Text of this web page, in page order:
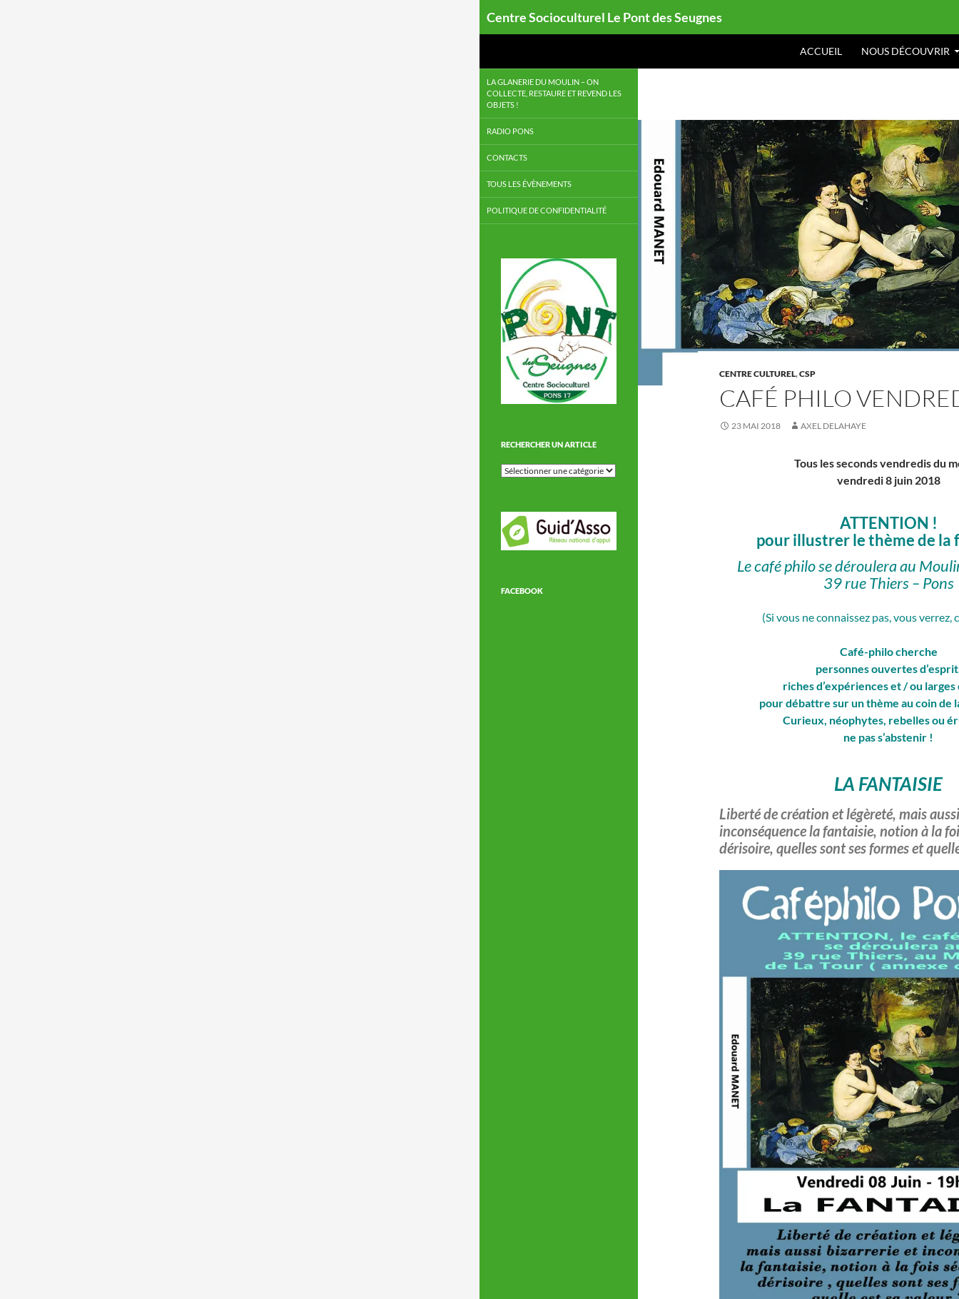
Centre Socioculturel Le Pont des Seugnes
ACCUEIL NOUS DÉCOUVRIR
CENTRE CULTUREL,CSP
CAFÉ PHILO
23 MAI 2018 AXEL DELAHAYE
Tous les seconds vendredis du
vendredi 8 juin 2018
ATTENTION !
pour illustrer le thème de la
Le café philo se déroulera au
39 rue Thiers – Pons
(Si vous ne connaissez pas, vous verrez,
Café-philo cherche
personnes ouvertes
riches d’expériences et / ou larges
pour débattre sur un thème au coin de
Curieux, néophytes, rebelles ou
ne pas s’abstenir !
LA FANTAISIE
Liberté de création et légèreté, mais
inconséquence la fantaisie, notion à la
dérisoire, quelles sont ses formes et
LA GLANERIE DU MOULIN – ON
COLLECTE, RESTAURE ET REVEND LES
OBJETS !
RADIO PONS
CONTACTS
TOUS LES ÉVÈNEMENTS
POLITIQUE DE CONFIDENTIALITÉ
RECHERCHER UN ARTICLE
Rechercher
FACEBOOK